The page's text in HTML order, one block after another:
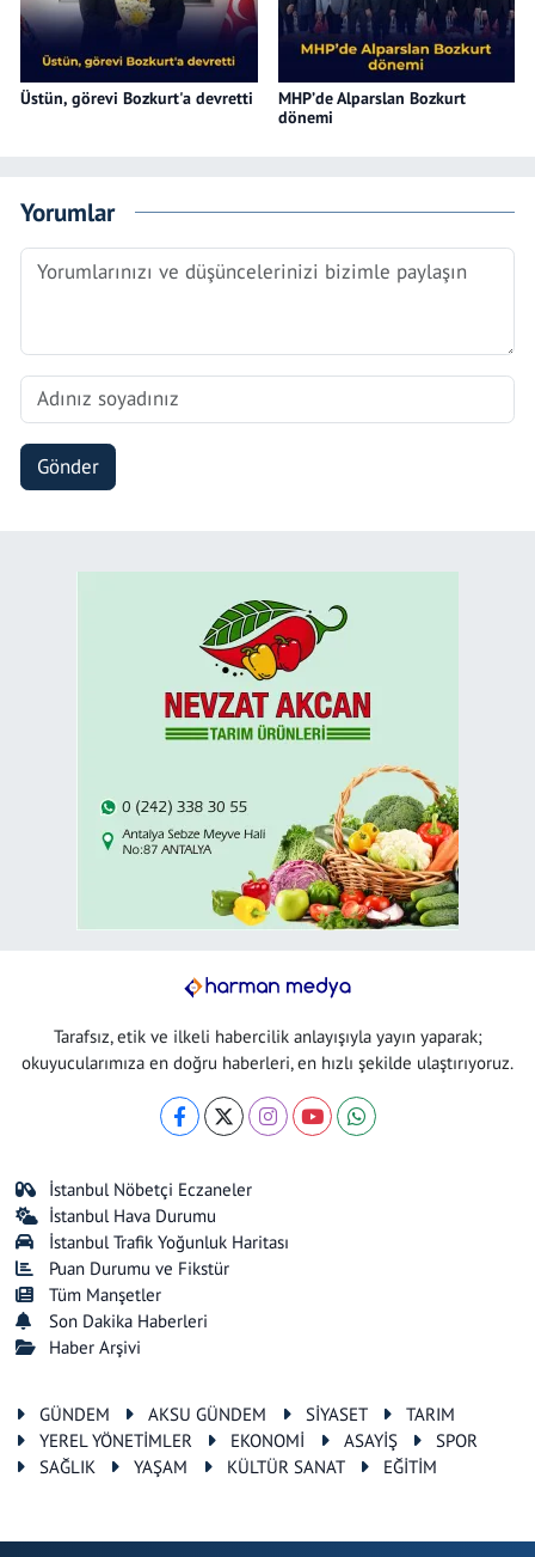
Üstün, görevi Bozkurt'a devretti
MHP’de Alparslan Bozkurt
dönemi
Yorumlar
Gönder
Tarafsız, etik ve ilkeli habercilik anlayışıyla yayın yaparak;
okuyucularımıza en doğru haberleri, en hızlı şekilde ulaştırıyoruz.
İstanbul Nöbetçi Eczaneler
İstanbul Hava Durumu
İstanbul Trafik Yoğunluk Haritası
Puan Durumu ve Fikstür
Tüm Manşetler
Son Dakika Haberleri
Haber Arşivi
GÜNDEM AKSU GÜNDEM SİYASET
TARIM
YEREL YÖNETİMLER
EKONOMİ ASAYİŞ
SPOR
SAĞLIK
YAŞAM KÜLTÜR SANAT EĞİTİM